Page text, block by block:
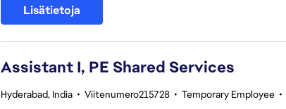
Lisätietoja
Assistant I, PE Shared Services
Hyderabad, India • Viitenumero215728 • Temporary Employee •